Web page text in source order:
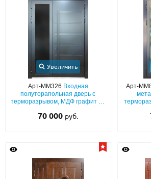
Увеличить
Арт-ММ326 Входная
полуторапольная дверь с
терморазрывом, МДФ графит со
70 000 руб.
Арт-